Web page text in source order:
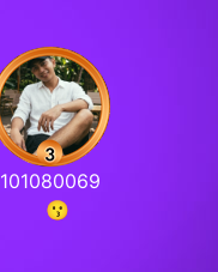
101080069
⠀😗